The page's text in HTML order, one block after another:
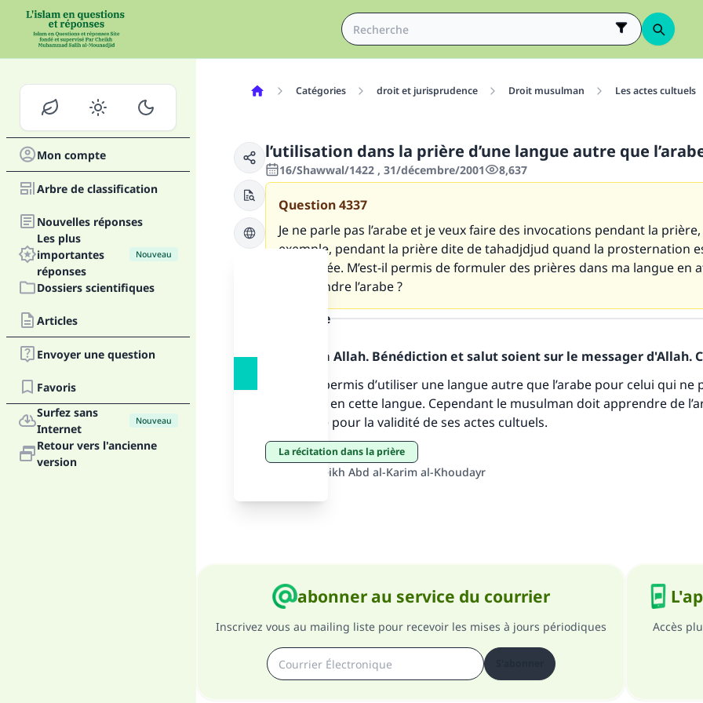
Mon compte
Arbre de classification
Nouvelles réponses
Les plus
importantes
réponses
Nouveau
Dossiers scientifiques
Articles
Envoyer une question
Favoris
Surfez sans
Internet
Nouveau
Retour vers l'ancienne
version
Catégories droit et jurisprudence Droit musulman Les actes cultuels
l’utilisation dans la prière d’une langue autre que
16/Shawwal/1422 , 31/décembre/2001 8,637
Question4337
Je ne parle pas l’arabe et je veux faire des invocations pendant la
exemple, pendant la prière dite de tahadjdjud quand la prosternation
prolongée. M’est-il permis de formuler des prières dans ma langue en
d’apprendre l’arabe ?
la réponse
Louange à Allah. Bénédiction et salut soient sur le messager d'Allah.
Oui, il est permis d’utiliser une langue autre que l’arabe pour celui qui ne
s’exprimer en cette langue. Cependant le musulman doit apprendre de
nécessaire pour la validité de ses actes cultuels.
la récitation dans la prière
Cheikh Abd al-Karim al-Khoudayr
abonner au service du courrier
Inscrivez vous au mailing liste pour recevoir les mises à jours périodiques Accès
personnes grâce à votre contribution
Aidez nous à apporter des réponses.
Le Messager d'Allah (Paix sur lui) a dit:
"Celui qui indique une bonne action obtient la même
que celui qui le fait."